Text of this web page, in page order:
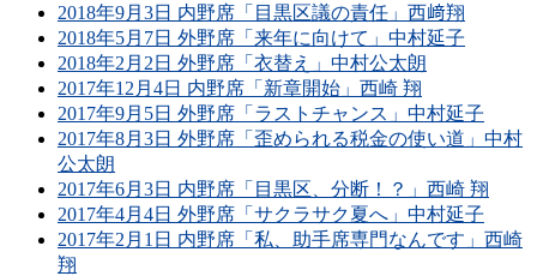
2018年9月3日 内野席「目黒区議の責任」西﨑翔
2018年5月7日 外野席「来年に向けて」中村延子
2018年2月2日 外野席「衣替え」中村公太朗
2017年12月4日 内野席「新章開始」西崎 翔
2017年9月5日 外野席「ラストチャンス」中村延子
2017年8月3日 外野席「歪められる税金の使い道」中村
公太朗
2017年6月3日 内野席「目黒区、分断！？」西崎 翔
2017年4月4日 外野席「サクラサク夏へ」中村延子
2017年2月1日 内野席「私、助手席専門なんです」西崎
翔